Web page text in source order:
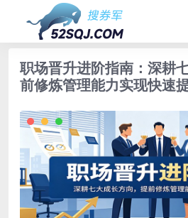
职场晋升进阶指南：深耕
前修炼管理能力实现快速